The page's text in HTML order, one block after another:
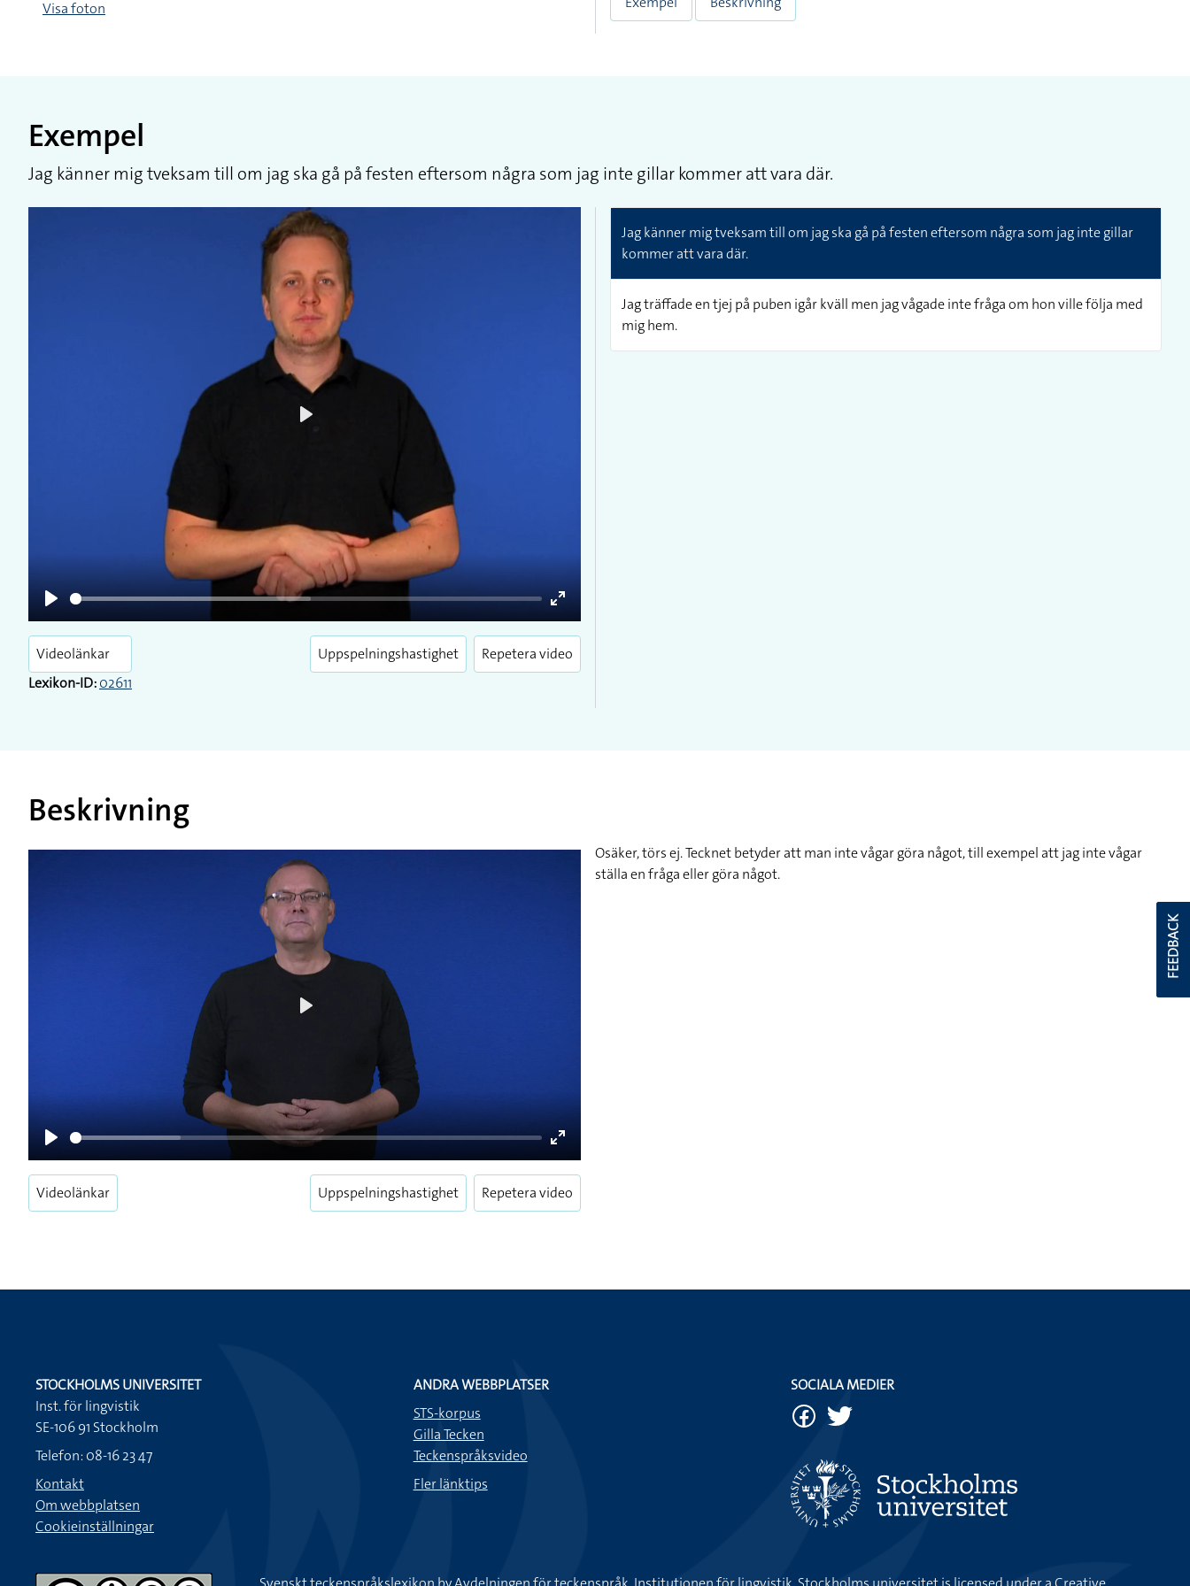
Visa foton
Exempel
Jag känner mig tveksam till om jag ska gå på festen eftersom några som jag inte gillar kommer att vara där.
Play
Enter
fullscreen
Videolänkar
Lexikon-ID:02611
Uppspelningshastighet Repetera video
Jag känner mig tveksam till om jag ska gå på festen eftersom några som jag inte gillar
kommer att vara där.
Jag träffade en tjej på puben igår kväll men jag vågade inte fråga om hon ville följa med
mig hem.
Beskrivning
Play
Enter
fullscreen
Videolänkar Uppspelningshastighet Repetera video
Osäker, törs ej. Tecknet betyder att man inte vågar göra något, till exempel att jag inte vågar
ställa en fråga eller göra något.
FEEDBACK
STOCKHOLMS UNIVERSITET
Inst. för lingvistik
SE-106 91 Stockholm
Telefon: 08-16 23 47
Kontakt
Om webbplatsen
Cookieinställningar
ANDRA WEBBPLATSER
STS-korpus
Gilla Tecken
Teckenspråksvideo
Fler länktips
SOCIALA MEDIER